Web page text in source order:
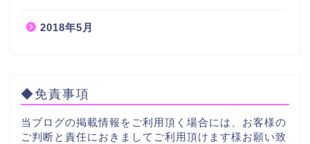
2018年5月
◆免責事項
当ブログの掲載情報をご利用頂く場合には、お客様の
ご判断と責任におきましてご利用頂けます様お願い致